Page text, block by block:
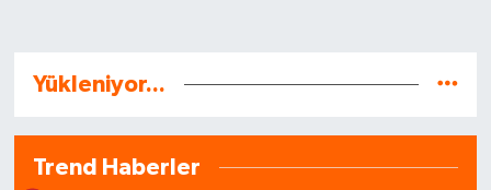
Yükleniyor...
Trend Haberler